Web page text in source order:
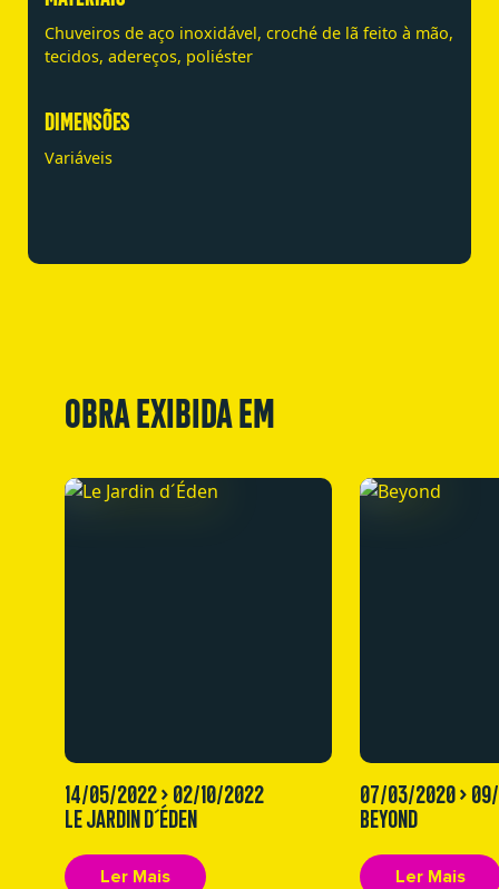
Chuveiros de aço inoxidável, croché de lã feito à mão,
tecidos, adereços, poliéster
DIMENSÕES
Variáveis
OBRA EXIBIDA EM
14/05/2022 > 02/10/2022
LE JARDIN D´ÉDEN
Ler Mais
07/03/2020 >
BEYOND
Ler Mais